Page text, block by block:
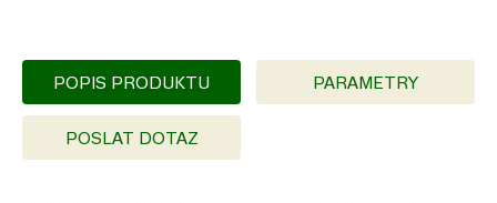
POPIS PRODUKTU PARAMETRY
POSLAT DOTAZ